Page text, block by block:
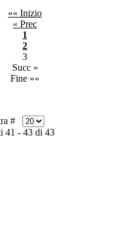
«« Inizio
« Prec
1
2
3
Succ »
Fine »»
#
41 - 43 di 43